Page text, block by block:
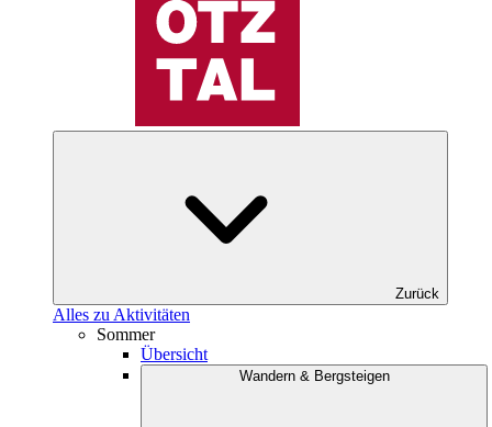
Zurück
Alles zu Aktivitäten
Sommer
Übersicht
Wandern & Bergsteigen